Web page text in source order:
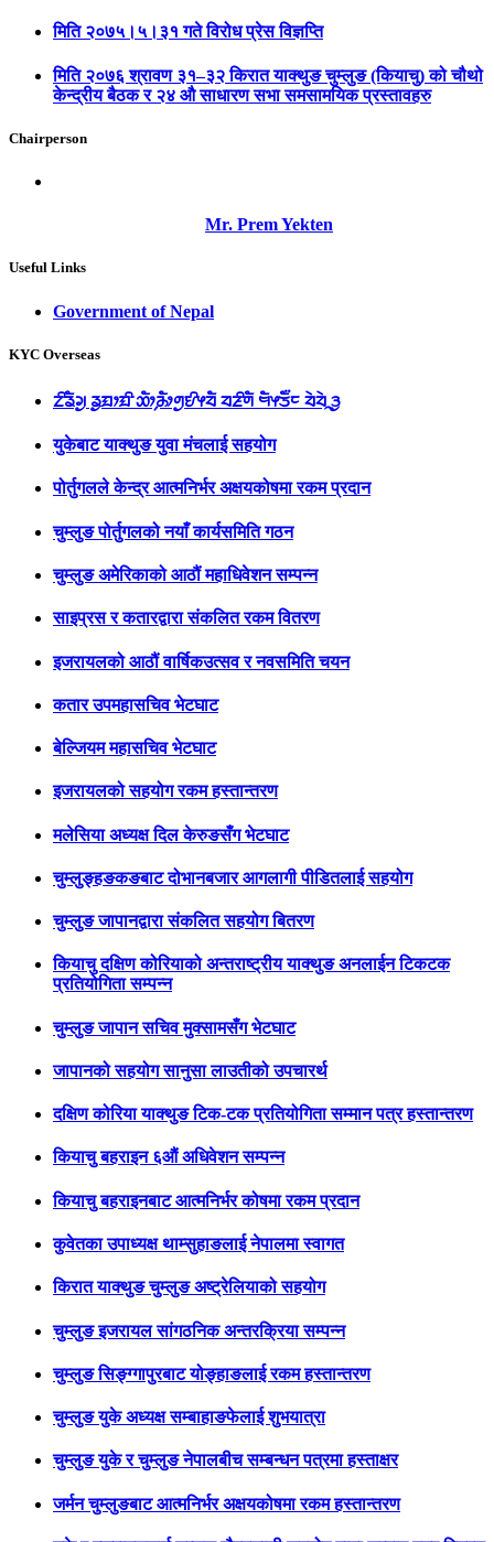
मिति २०७५।५।३१ गते विरोध प्रेस विज्ञप्ति
मिति २०७६ श्रावण ३१–३२ किरात याक्थुङ चुम्लुङ (कियाचु) को चौथो
केन्द्रीय बैठक र २४ औ साधारण सभा समसामयिक प्रस्तावहरु
Chairperson
Mr. Prem Yekten
Useful Links
Government of Nepal
KYC Overseas
ᤁᤡᤕᤠᤆᤢ ᤕᤢᤀᤣᤀᤡ ᤑᤥ᤹ᤌᤥᤛᤢᤎᤡᤶᤔᤠ ᤔᤏᤡᤛᤠ ᤗᤠᤶᤍᤠ᤺ᤰ ᤔᤧᤔᤧᤳᤋᤢ
युकेबाट याक्थुङ युवा मंचलाई सहयोग
पोर्तुगलले केन्द्र आत्मनिर्भर अक्षयकोषमा रकम प्रदान
चुम्लुङ पोर्तुगलको नयाँ कार्यसमिति गठन
चुम्लुङ अमेरिकाको आठौं महाधिवेशन सम्पन्न
साइप्रस र कतारद्वारा संकलित रकम वितरण
इजरायलको आठौं वार्षिकउत्सव र नवसमिति चयन
कतार उपमहासचिव भेटघाट
बेल्जियम महासचिव भेटघाट
इजरायलको सहयोग रकम हस्तान्तरण
मलेसिया अध्यक्ष दिल केरुङसँग भेटघाट
चुम्लुङ्हङकङबाट दोभानबजार आगलागी पीडितलाई सहयोग
चुम्लुङ जापानद्वारा संकलित सहयोग बितरण
कियाचु दक्षिण कोरियाको अन्तराष्ट्रीय याक्थुङ अनलाईन टिकटक
प्रतियोगिता सम्पन्न
चुम्लुङ जापान सचिव मुक्सामसँग भेटघाट
जापानको सहयोग सानुसा लाउतीको उपचारर्थ
दक्षिण कोरिया याक्थुङ टिक-टक प्रतियोगिता सम्मान पत्र हस्तान्तरण
कियाचु बहराइन ६औं अधिवेशन सम्पन्न
कियाचु बहराइनबाट आत्मनिर्भर कोषमा रकम प्रदान
कुवेतका उपाध्यक्ष थाम्सुहाङलाई नेपालमा स्वागत
किरात याक्थुङ चुम्लुङ अष्ट्रेलियाको सहयोग
चुम्लुङ इजरायल सांगठनिक अन्तरक्रिया सम्पन्न
चुम्लुङ सिङ्ग्गापुरबाट योङ्हाङलाई रकम हस्तान्तरण
चुम्लुङ युके अध्यक्ष सम्बाहाङफेलाई शुभयात्रा
चुम्लुङ युके र चुम्लुङ नेपालबीच सम्बन्धन पत्रमा हस्ताक्षर
जर्मन चुम्लुङबाट आत्मनिर्भर अक्षयकोषमा रकम हस्तान्तरण